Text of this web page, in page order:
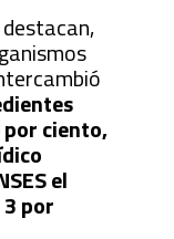
ciento,
el
por